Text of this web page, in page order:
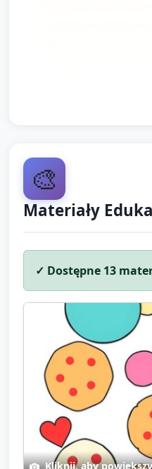
🎨
Materiały
✓ Dostępne 13
Kliknij, aby